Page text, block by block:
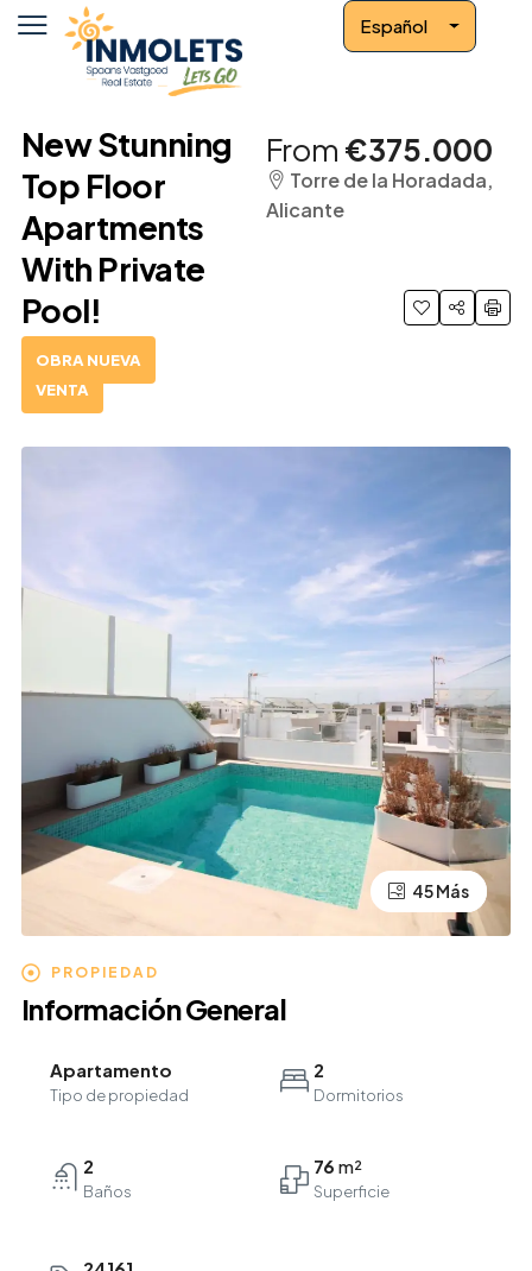
Español
New Stunning
Top Floor
Apartments
With Private
Pool!
OBRA NUEVA
VENTA
From €375.000
Torre de la Horadada,
Alicante
41 Más
45 Más
PROPIEDAD
Información General
Apartamento
Tipo de propiedad
2
Dormitorios
2
Baños
76